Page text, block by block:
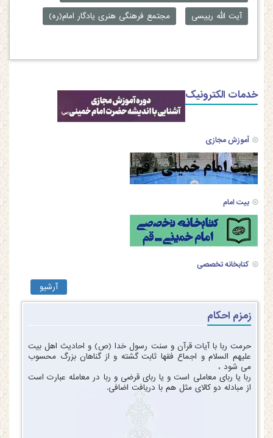
آیت الله رییسی
مجتمع فرهنگی هنری یادگار امام(ره)
خدمات الکترونیک
آرشیو
آموزش مجازی
بیت امام
کتابخانه تخصصی
زمزم احکام
حرمت ربا با آیات قرآن و سنت رسول خدا (ص) و احادیث اهل بیت
علیهم السلام و اجماع فقها ثابت گشته و از گناهان بزرگ محسوب
می شود ،
ربا یا ربای معاملی است و یا ربای قرضی و ربا در معامله عبارت است
از مبادله دو کالای مثل هم با دریافت اضافی.